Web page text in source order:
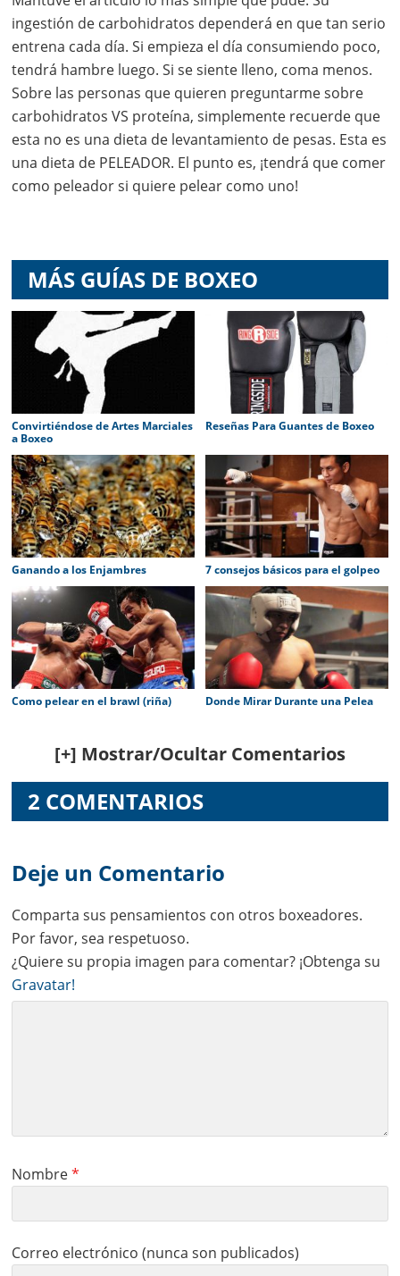
ingestión de carbohidratos dependerá en que tan serio
entrena cada día. Si empieza el día consumiendo poco,
tendrá hambre luego. Si se siente lleno, coma menos.
Sobre las personas que quieren preguntarme sobre
carbohidratos VS proteína, simplemente recuerde que
esta no es una dieta de levantamiento de pesas. Esta es
una dieta de PELEADOR. El punto es, ¡tendrá que comer
como peleador si quiere pelear como uno!
MÁS GUÍAS DE BOXEO
Convirtiéndose de Artes Marciales
a Boxeo
Reseñas Para Guantes de Boxeo
Ganando a los Enjambres 7 consejos básicos para el golpeo
Como pelear en el brawl (riña) Donde Mirar Durante una Pelea
Reader
Interactions
[+] Mostrar/Ocultar Comentarios
2 COMENTARIOS
Deje un Comentario
Comparta sus pensamientos con otros boxeadores.
Por favor, sea respetuoso.
¿Quiere su propia imagen para comentar? ¡Obtenga su
Gravatar!
Nombre*
Correo electrónico (nunca son publicados)